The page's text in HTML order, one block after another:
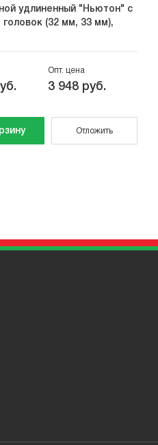
удлиненный "Ньютон" с
головок (32 мм, 33 мм),
Опт. цена
3 948 руб.
Отложить